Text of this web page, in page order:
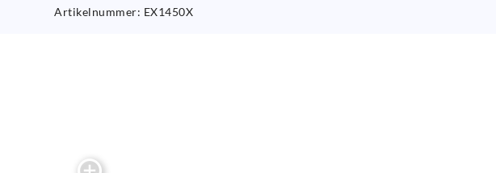
Artikelnummer: EX1450X